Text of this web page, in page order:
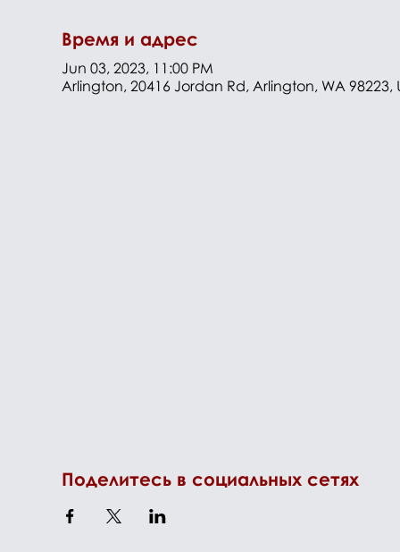
Время и адрес
Jun 03, 2023, 11:00 PM
Arlington, 20416 Jordan Rd, Arlington, WA 98223,
Поделитесь в социальных сетях